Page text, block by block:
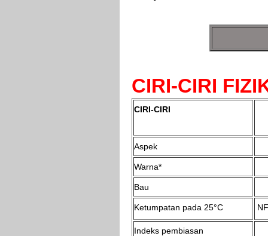
CIRI-CIRI
CIRI-CIRI
Aspek
Warna*
Bau
Ketumpatan pada 25°C
Indeks pembiasan